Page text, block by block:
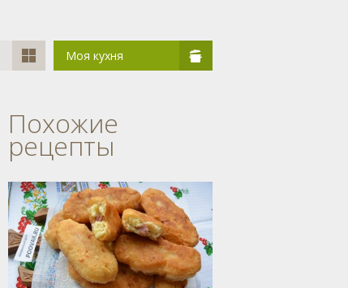
Моя кухня
Похожие
рецепты